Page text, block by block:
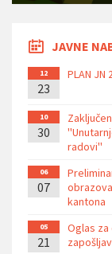
JAVNE
12
23
PLAN JN
10
30
radovi''
06
07
kantona
05
21
Oglas